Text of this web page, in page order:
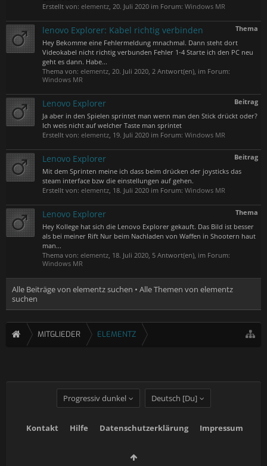
Erstellt von: elementz, 20. Juli 2020 im Forum: Windows MR
Thema
lenovo Explorer: Kabel richtig verbinden
Hey Bekomme eine Fehlermeldung mnachmal. Dann steht dort
Videokabel nicht richtig verbunden Fehler 1-4 Starte ich den PC neu
geht es dann. Habe...
Thema von: elementz, 20. Juli 2020, 2 Antwort(en), im Forum:
Windows MR
Beitrag
Lenovo Explorer
Ja aber in den Spielen sprintet man wenn man den Stick drückt oder?
Ich weis nicht auf welcher Taste man sprintet
Erstellt von: elementz, 19. Juli 2020 im Forum: Windows MR
Beitrag
Lenovo Explorer
Mit dem Sprinten meine ich dass beim drücken der joysticks das
steam interface bzw die einstellungen auf gehen.
Erstellt von: elementz, 18. Juli 2020 im Forum: Windows MR
Thema
Lenovo Explorer
Hey Kollege hat sich die Lenovo Explorer gekauft. Das Bild ist besser
als bei meiner Rift Nur beim Nachladen von Waffen in Shootern haut
man...
Thema von: elementz, 18. Juli 2020, 5 Antwort(en), im Forum:
Windows MR
Alle Beiträge von elementz suchen
Alle Themen von elementz
suchen
MITGLIEDER ELEMENTZ
Progressiv dunkel Deutsch [Du]
Kontakt Hilfe Datenschutzerklärung Impressum